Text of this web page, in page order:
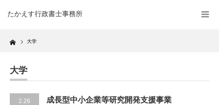
たかえす行政書士事務所
Home 大学
大学
2.26
成長型中小企業等研究開発支援事業